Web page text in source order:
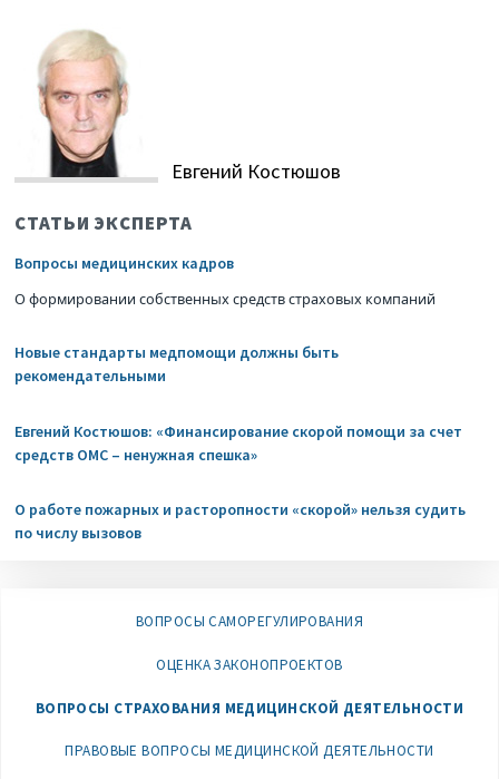
Евгений Костюшов
СТАТЬИ ЭКСПЕРТА
Вопросы медицинских кадров
О формировании собственных средств страховых компаний
Новые стандарты медпомощи должны быть
рекомендательными
Евгений Костюшов: «Финансирование скорой помощи за счет
средств ОМС – ненужная спешка»
О работе пожарных и расторопности «скорой» нельзя судить
по числу вызовов
ВОПРОСЫ САМОРЕГУЛИРОВАНИЯ
ОЦЕНКА ЗАКОНОПРОЕКТОВ
ВОПРОСЫ СТРАХОВАНИЯ МЕДИЦИНСКОЙ ДЕЯТЕЛЬНОСТИ
ПРАВОВЫЕ ВОПРОСЫ МЕДИЦИНСКОЙ ДЕЯТЕЛЬНОСТИ